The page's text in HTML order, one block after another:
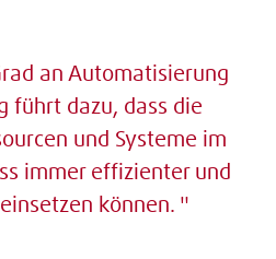
an Automatisierung
führt dazu, dass die
und Systeme im
immer effizienter und
können.